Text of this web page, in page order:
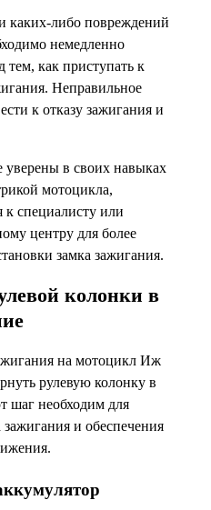
каких-либо повреждений
немедленно
тем, как приступать к
Неправильное
к отказу зажигания и
уверены в своих навыках
мотоцикла,
к специалисту или
центру для более
замка зажигания.
колонки в
на мотоцикл Иж
рулевую колонку в
шаг необходим для
и обеспечения